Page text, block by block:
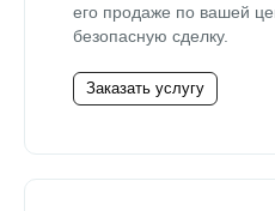
его продаже по вашей
безопасную сделку.
Заказать услугу